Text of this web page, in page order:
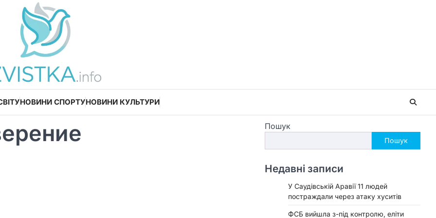
НОВИНИ СПОРТУНОВИНИ КУЛЬТУРИ
Пошук
Пошук
Недавні записи
У Саудівській Аравії 11 людей
постраждали через атаку хуситів
ФСБ вийшла з-під контролю, еліти